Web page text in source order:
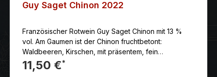
Guy Saget Chinon 2022
Französischer Rotwein Guy Saget Chinon mit 13 %
vol. Am Gaumen ist der Chinon fruchtbetont:
Waldbeeren, Kirschen, mit präsentem, fein
strukturiertem Tannin, samtweiches Finale mit schöner
Länge und einem Hauch Würze im Abgang.
11,50 €*